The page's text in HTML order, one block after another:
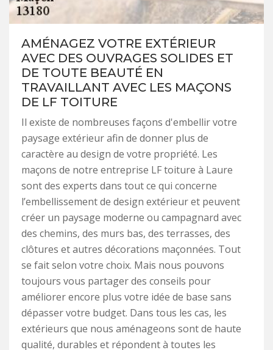
AMÉNAGEZ VOTRE EXTÉRIEUR
AVEC DES OUVRAGES SOLIDES ET
DE TOUTE BEAUTÉ EN
TRAVAILLANT AVEC LES MAÇONS
DE LF TOITURE
Il existe de nombreuses façons d'embellir votre
paysage extérieur afin de donner plus de
caractère au design de votre propriété. Les
maçons de notre entreprise LF toiture à Laure
sont des experts dans tout ce qui concerne
l’embellissement de design extérieur et peuvent
créer un paysage moderne ou campagnard avec
des chemins, des murs bas, des terrasses, des
clôtures et autres décorations maçonnées. Tout
se fait selon votre choix. Mais nous pouvons
toujours vous partager des conseils pour
améliorer encore plus votre idée de base sans
dépasser votre budget. Dans tous les cas, les
extérieurs que nous aménageons sont de haute
qualité, durables et répondent à toutes les